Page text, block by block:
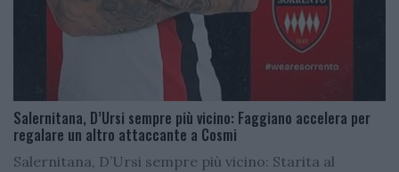
Salernitana, D’Ursi sempre più vicino: Faggiano accelera per
regalare un altro attaccante a Cosmi
Salernitana, D’Ursi sempre più vicino: Starita al